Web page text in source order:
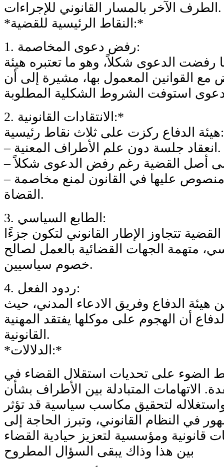
الطرف الآخر بالمسار القانوني للإجراءات.
*النقاط الرئيسية للقضية:*
1. رفض دعوى المخاصمة:
رفضت الدعوى شكلاً، وهو ما تعتبره هيئة
مع القوانين المعمول بها، مشيرة إلى أن
2. الانتقادات القانونية:*
هيئة الدفاع ركزت على ثلاث نقاط رئيسية:
– انعقاد جلسة دون علم الأطراف المعنية.
– وضع شروط غير منصوص عليها في القانون لمنع مخاصمة
القضاة.
3. الطابع السياسي:
تتجاوز الإطار القانوني لتكون جزءًا
متهمة الجهات القضائية بالعمل لصالح
خصوم سياسيين.
4. ردود الفعل:
هيئة الدفاع وفريق الادعاء المدني، حيث
أن الهجوم على موكلها يفتقد المهنية
القانونية.
*الدلالات:*
الضوء على تحديات استقلال القضاء في
الاتهامات المتبادلة بين الأطراف بشأن
لتحقيق مكاسب سياسية قد تؤثر
في النظام القانوني، وتبرز الحاجة إلى
بين هذا وذاك يبقى السؤال المطروح